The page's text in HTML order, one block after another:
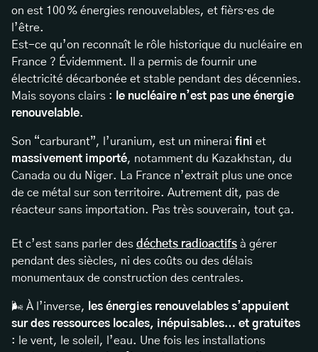
on est 100 % énergies renouvelables, et fièrs·es de
l’être.
Est-ce qu’on reconnaît le rôle historique du nucléaire en
France ? Évidemment. Il a permis de fournir une
électricité décarbonée et stable pendant des décennies.
Mais soyons clairs :
le nucléaire n’est pas une énergie
renouvelable.
Son “carburant”, l’uranium, est un minerai fini et
massivement importé, notamment du Kazakhstan, du
Canada ou du Niger. La France n’extrait plus une once
de ce métal sur son territoire. Autrement dit, pas de
réacteur sans importation. Pas très souverain, tout ça.
Et c’est sans parler des déchets radioactifs à gérer
pendant des siècles, ni des coûts ou des délais
monumentaux de construction des centrales.
🌬️ À l’inverse,
les énergies renouvelables s’appuient
sur des ressources locales, inépuisables… et gratuites
: le vent, le soleil, l’eau. Une fois les installations